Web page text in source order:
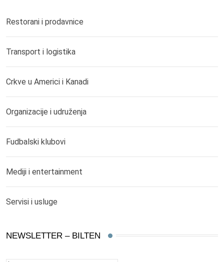
Restorani i prodavnice
Transport i logistika
Crkve u Americi i Kanadi
Organizacije i udruženja
Fudbalski klubovi
Mediji i entertainment
Servisi i usluge
NEWSLETTER – BILTEN